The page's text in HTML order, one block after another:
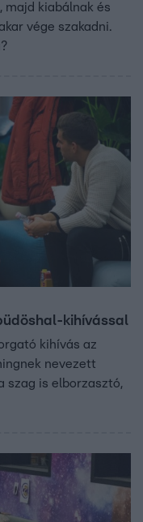
majd kiabálnak és
vége szakadni.
kihívással
kihívás az
nevezett
szag is elborzasztó,